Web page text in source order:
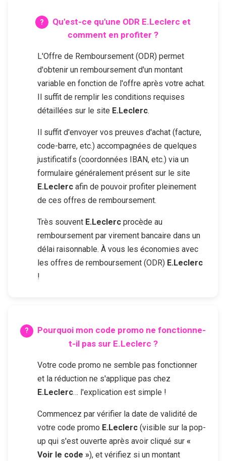
Qu'est-ce qu'une ODR E.Leclerc et
comment en profiter ?
L'Offre de Remboursement (ODR) permet
d'obtenir un remboursement d'un montant
variable en fonction de l'offre après votre achat.
Il suffit de remplir les conditions requises
détaillées sur le site E.Leclerc.
Il suffit d'envoyer vos preuves d'achat (facture,
code-barre, etc.) accompagnées de quelques
justificatifs (coordonnées IBAN, etc.) via un
formulaire généralement présent sur le site
E.Leclerc afin de pouvoir profiter pleinement
de ces offres de remboursement.
Très souvent E.Leclerc procède au
remboursement par virement bancaire dans un
délai raisonnable. À vous les économies avec
les offres de remboursement (ODR) E.Leclerc
!
Pourquoi mon code promo ne fonctionne-
t-il pas sur E.Leclerc ?
Votre code promo ne semble pas fonctionner
et la réduction ne s'applique pas chez
E.Leclerc… l'explication est simple !
Commencez par vérifier la date de validité de
votre code promo E.Leclerc (visible sur la pop-
up qui s'est ouverte après avoir cliqué sur «
Voir le code »), et vérifiez si un montant